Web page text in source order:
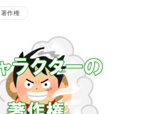
著作権